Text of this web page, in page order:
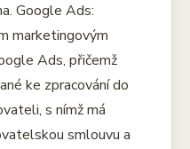
Google Ads:
marketingovým
Ads, přičemž
ke zpracování do
s nímž má
smlouvu a